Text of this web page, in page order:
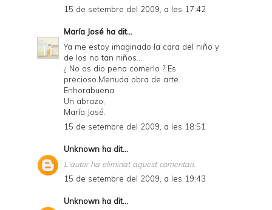
15 de setembre del 2009, a les 17:42
María José ha dit...
Ya me estoy imaginado la cara del niño y
de los no tan niños....
¿ No os dio pena comerlo ? Es
precioso.Menuda obra de arte.
Enhorabuena.
Un abrazo,
María José.
15 de setembre del 2009, a les 18:51
Unknown ha dit...
L'autor ha eliminat aquest comentari.
15 de setembre del 2009, a les 19:43
Unknown ha dit...